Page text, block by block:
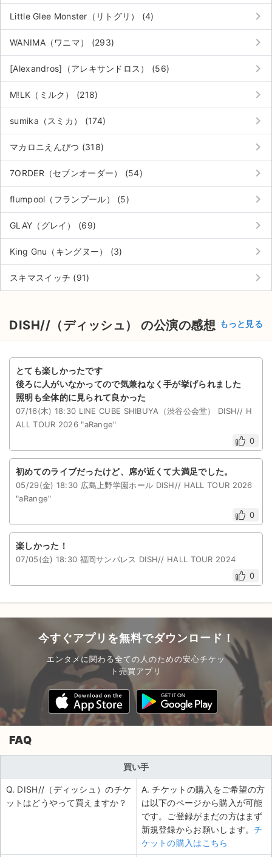
Little Glee Monster（リトグリ） (4) keyboard_arrow_right
WANIMA（ワニマ） (293) keyboard_arrow_right
[Alexandros]（アレキサンドロス） (56) keyboard_arrow_right
M!LK（ミルク） (218) keyboard_arrow_right
sumika（スミカ） (174) keyboard_arrow_right
マカロニえんぴつ (318) keyboard_arrow_right
7ORDER（セブンオーダー） (54) keyboard_arrow_right
flumpool（フランプール） (5) keyboard_arrow_right
GLAY（グレイ） (69) keyboard_arrow_right
King Gnu（キングヌー） (3) keyboard_arrow_right
スキマスイッチ (91) keyboard_arrow_right
DISH//（ディッシュ） の公演の感想 もっと見る
とても楽しかったです
後ろに人がいなかってので気兼ねなく手が挙げられました
照明も全体的に見られて良かった
07/16(木) 18:30 LINE CUBE SHIBUYA（渋谷公会堂） DISH// H
ALL TOUR 2026 "aRange"
0
初めてのライブだったけど、席が近くて大満足でした。
05/29(金) 18:30 広島上野学園ホール DISH// HALL TOUR 2026
"aRange"
0
楽しかった！
07/05(金) 18:30 福岡サンパレス DISH// HALL TOUR 2024
0
今すぐアプリを無料でダウンロード！
エンタメに関わる全ての人のための安心チケッ
ト売買アプリ
FAQ
買い手
Q. DISH//（ディッシュ）のチケ
ットはどうやって買えますか？
A. チケットの購入をご希望の方
は以下のページから購入が可能
です。ご登録がまだの方はまず
新規登録からお願いします。チ
ケットの購入はこちら